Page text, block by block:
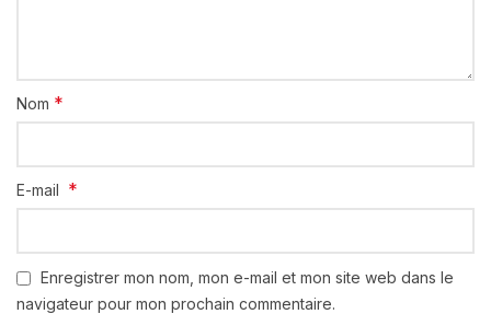
Nom *
E-mail *
Enregistrer mon nom, mon e-mail et mon site web dans le
navigateur pour mon prochain commentaire.